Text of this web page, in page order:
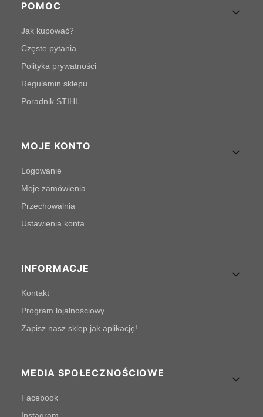
POMOC
Jak kupować?
Częste pytania
Polityka prywatności
Regulamin sklepu
Poradnik STIHL
MOJE KONTO
Logowanie
Moje zamówienia
Przechowalnia
Ustawienia konta
INFORMACJE
Kontakt
Program lojalnościowy
Zapisz nasz sklep jak aplikację!
MEDIA SPOŁECZNOŚCIOWE
Facebook
Instagram